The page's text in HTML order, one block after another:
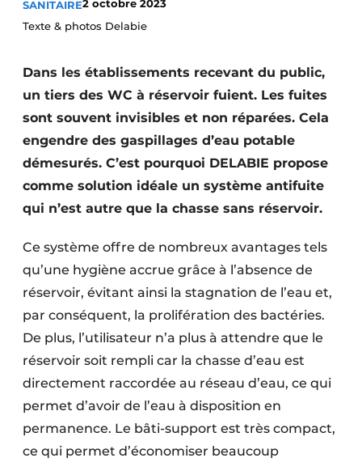
Termes et conditions
Video’s
SANITAIRE2 octobre 2023
Texte & photos Delabie
Dans les établissements recevant du public,
un tiers des WC à réservoir fuient. Les fuites
sont souvent invisibles et non réparées. Cela
engendre des gaspillages d’eau potable
démesurés. C’est pourquoi DELABIE propose
comme solution idéale un système antifuite
qui n’est autre que la chasse sans réservoir.
Ce système offre de nombreux avantages tels
qu’une hygiène accrue grâce à l’absence de
réservoir, évitant ainsi la stagnation de l’eau et,
par conséquent, la prolifération des bactéries.
De plus, l’utilisateur n’a plus à attendre que le
réservoir soit rempli car la chasse d’eau est
directement raccordée au réseau d’eau, ce qui
permet d’avoir de l’eau à disposition en
permanence. Le bâti-support est très compact,
ce qui permet d’économiser beaucoup